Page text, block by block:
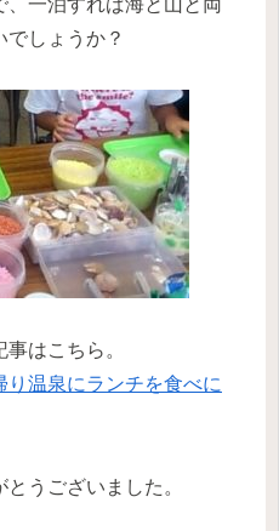
、一泊すれば海と山と両
しょうか？
はこちら。
温泉にランチを食べに
うございました。